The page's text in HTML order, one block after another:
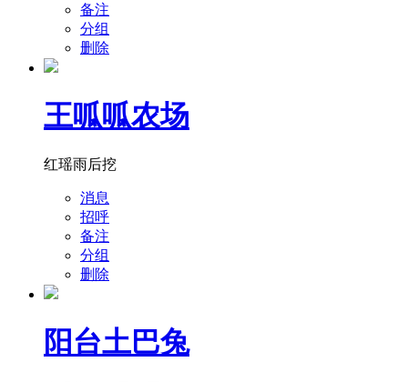
备注
分组
删除
王呱呱农场
红瑶雨后挖
消息
招呼
备注
分组
删除
阳台土巴兔